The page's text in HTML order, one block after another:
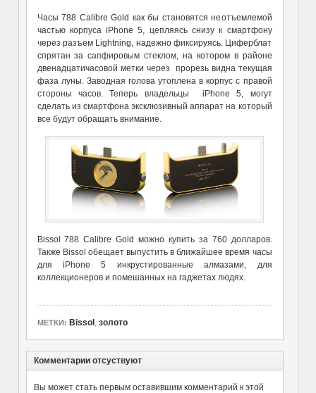
Часы 788 Calibre Gold как бы становятся неотъемлемой
частью корпуса iPhone 5, цепляясь снизу к смартфону
через разъем Lightning, надежно фиксируясь. Циферблат
спрятан за сапфировым стеклом, на котором в районе
двенадцатичасовой метки через прорезь видна текущая
фаза луны. Заводная голова утоплена в корпус с правой
стороны часов. Теперь владельцы iPhone 5, могут
сделать из смартфона эксклюзивный аппарат на который
все будут обращать внимание.
Bissol 788 Calibre Gold можно купить за 760 долларов.
Также Bissol обещает выпустить в ближайшее время часы
для iPhone 5 инкрустированные алмазами, для
коллекционеров и помешанных на гаджетах людях.
МЕТКИ: Bissol, золото
Комментарии отсуствуют
Вы может стать первым оставившим комментарий к этой